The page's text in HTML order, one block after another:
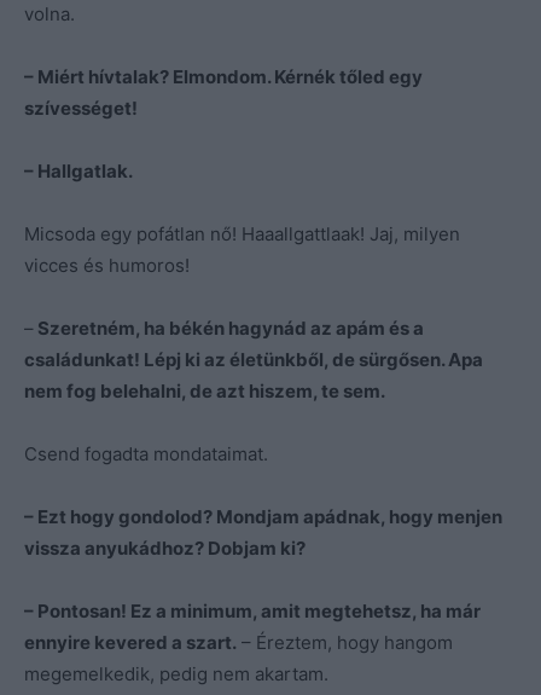
volna.
– Miért hívtalak? Elmondom. Kérnék tőled egy
szívességet!
– Hallgatlak.
Micsoda egy pofátlan nő! Haaallgattlaak! Jaj, milyen
vicces és humoros!
– Szeretném, ha békén hagynád az apám és a
családunkat! Lépj ki az életünkből, de sürgősen. Apa
nem fog belehalni, de azt hiszem, te sem.
Csend fogadta mondataimat.
– Ezt hogy gondolod? Mondjam apádnak, hogy menjen
vissza anyukádhoz? Dobjam ki?
– Pontosan! Ez a minimum, amit megtehetsz, ha már
ennyire kevered a szart. – Éreztem, hogy hangom
megemelkedik, pedig nem akartam.